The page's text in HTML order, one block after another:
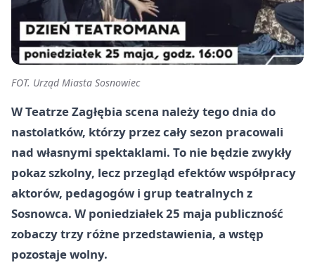
FOT. Urząd Miasta Sosnowiec
W Teatrze Zagłębia scena należy tego dnia do
nastolatków, którzy przez cały sezon pracowali
nad własnymi spektaklami. To nie będzie zwykły
pokaz szkolny, lecz przegląd efektów współpracy
aktorów, pedagogów i grup teatralnych z
Sosnowca. W poniedziałek 25 maja publiczność
zobaczy trzy różne przedstawienia, a wstęp
pozostaje wolny.